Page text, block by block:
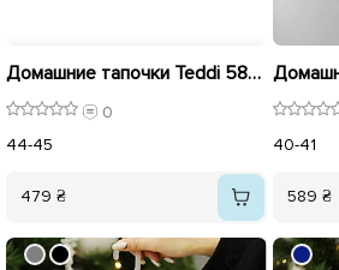
Домашние тапочки Teddi 586979 Белые
0
44-45
479 ₴
40-41
589 ₴